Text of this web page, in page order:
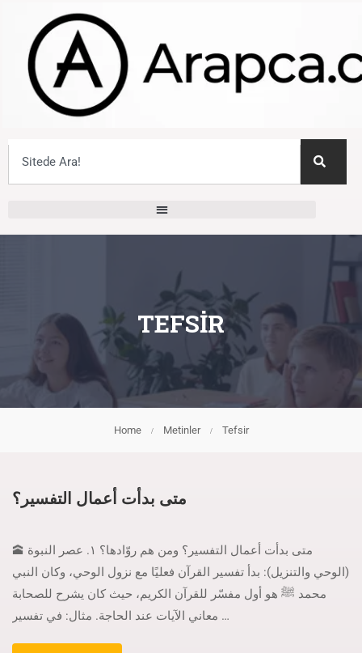
Home Metinler Tefsir
TEFSIR
متى بدأت أعمال التفسير؟
🕋 متى بدأت أعمال التفسير؟ ومن هم روّادها؟ ١. عصر النبوة
(الوحي والتنزيل): بدأ تفسير القرآن فعليًا مع نزول الوحي، وكان النبي
محمد ﷺ هو أول مفسّر للقرآن الكريم، حيث كان يشرح للصحابة
معاني الآيات عند الحاجة. مثال: في تفسير …